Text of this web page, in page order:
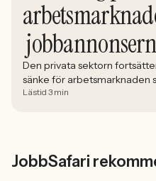
Den privata sektorn
sänke för arbetsmarknaden
april minskade antalet
Lästid 3 min
JobbSafari